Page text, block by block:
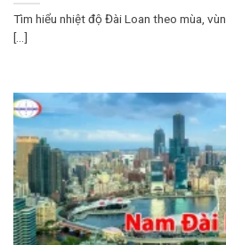
Tìm hiểu nhiệt độ Đài Loan theo mùa,
[...]